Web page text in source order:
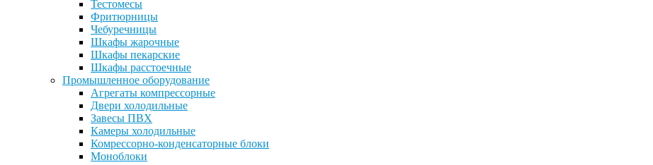
Тестомесы
Фритюрницы
Чебуречницы
Шкафы жарочные
Шкафы пекарские
Шкафы расстоечные
Промышленное оборудование
Агрегаты компрессорные
Двери холодильные
Завесы ПВХ
Камеры холодильные
Комрессорно-конденсаторные блоки
Моноблоки